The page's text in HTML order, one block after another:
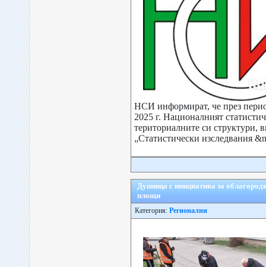
НСИ информират, че през
2025 г. Националният
териториалните си структури,
„Статистически изследвания
Дупница с инициатива за
площи
Категория: Регионални